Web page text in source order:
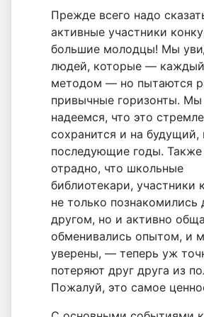
Прежде всего надо
активные участники
большие молодцы! Мы
людей, которые —
методом — но пытаются
привычные горизонты. Мы
надеемся, что это
сохранится и на будущий,
последующие годы. Также
отрадно, что школьные
библиотекари, участники
не только познакомились
другом, но и активно
обменивались опытом, и
уверены, — теперь уж
потеряют друг друга из
Пожалуй, это самое